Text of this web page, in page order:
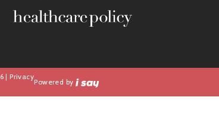
|Privacy
Powered by